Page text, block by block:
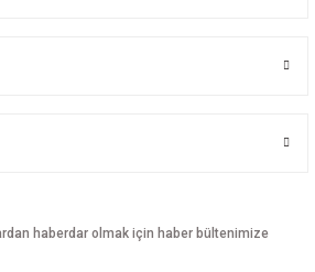
haberdar olmak için haber bültenimize